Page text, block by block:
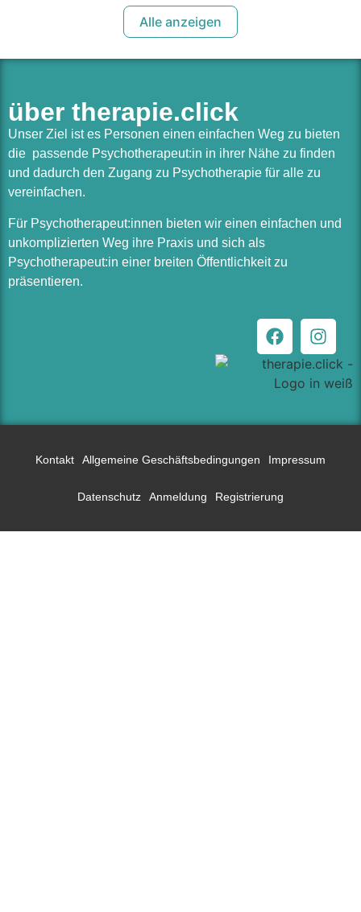
Alle anzeigen
über therapie.click
Unser Ziel ist es Personen einen einfachen Weg zu bieten
die passende Psychotherapeut:in in ihrer Nähe zu finden
und dadurch den Zugang zu Psychotherapie für alle zu
vereinfachen.
Für Psychotherapeut:innen bieten wir einen einfachen und
unkomplizierten Weg ihre Praxis und sich als
Psychotherapeut:in einer breiten Öffentlichkeit zu
präsentieren.
Kontakt Allgemeine Geschäftsbedingungen Impressum
Datenschutz Anmeldung Registrierung